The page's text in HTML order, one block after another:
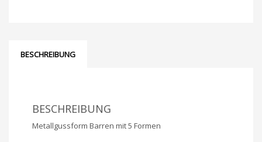
BESCHREIBUNG
BESCHREIBUNG
Metallgussform Barren mit 5 Formen